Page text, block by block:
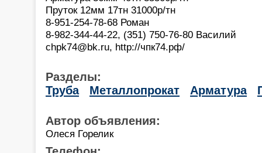
Пруток 12мм 17тн 31000р/тн
8-951-254-78-68 Роман
8-982-344-44-22, (351) 750-76-80 Василий
chpk74@bk.ru, http://чпк74.рф/
Разделы:
Труба
Металлопрокат Арматура
Автор объявления:
Олеся Горелик